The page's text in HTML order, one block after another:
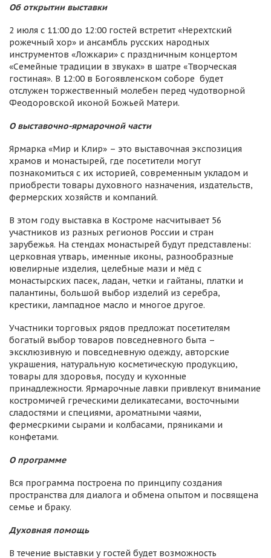
Об открытии выставки
2 июля с 11:00 до 12:00 гостей встретит «Нерехтский
рожечный хор» и ансамбль русских народных
инструментов «Ложкари» с праздничным концертом
«Семейные традиции в звуках» в шатре «Творческая
гостиная». В 12:00 в Богоявленском соборе будет
отслужен торжественный молебен перед чудотворной
Феодоровской иконой Божьей Матери.
О выставочно-ярмарочной части
Ярмарка «Мир и Клир» – это выставочная экспозиция
храмов и монастырей, где посетители могут
познакомиться с их историей, современным укладом и
приобрести товары духовного назначения, издательств,
фермерских хозяйств и компаний.
В этом году выставка в Костроме насчитывает 56
участников из разных регионов России и стран
зарубежья. На стендах монастырей будут представлены:
церковная утварь, именные иконы, разнообразные
ювелирные изделия, целебные мази и мёд с
монастырских пасек, ладан, четки и гайтаны, платки и
палантины, большой выбор изделий из серебра,
крестики, лампадное масло и многое другое.
Участники торговых рядов предложат посетителям
богатый выбор товаров повседневного быта –
эксклюзивную и повседневную одежду, авторские
украшения, натуральную косметическую продукцию,
товары для здоровья, посуду и кухонные
принадлежности. Ярмарочные лавки привлекут внимание
костромичей греческими деликатесами, восточными
сладостями и специями, ароматными чаями,
фермесркими сырами и колбасами, пряниками и
конфетами.
О программе
Вся программа построена по принципу создания
пространства для диалога и обмена опытом и посвящена
семье и браку.
Духовная помощь
В течение выставки у гостей будет возможность